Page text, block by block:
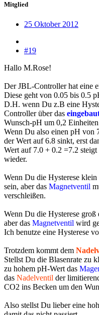
Mitglied
25 Oktober 2012
#19
Hallo M.Rose!
Der JBL-Controller hat eine
Diese geht von 0.05 bis 0.5
D.H. wenn Du z.B eine
Controller über das
Wunsch-pH um 0,2
Wenn Du also einen pH von
der Wert auf 6.8 sinkt, erst
Wert auf 7.0 + 0.2 =7.2
wieder.
Wenn Du die Hysterese
sein, aber das Magnetventil
verschleißen.
Wenn Du die Hysterese
aber das Magnetventil wird
Ich benutze eine Hysterese
Trotzdem kommt dem
Stellst Du die Blasenrate zu
zu hohem pH-Wert das
das Nadelventil der
CO2 ins Becken um den
Also stellst Du lieber eine